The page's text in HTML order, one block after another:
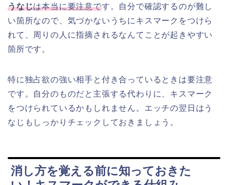
うなじは本当に要注意です。自分で確認するのが難し
い箇所なので、気づかないうちにキスマークをつけら
れて、周りの人に指摘されるなんてことが起きやすい
箇所です。
特に独占欲の強い相手と付き合っているときは要注意
です。自分のものだと主張する代わりに、キスマーク
をつけられているかもしれません。エッチの翌日はう
なじもしっかりチェックしておきましょう。
消し方を覚える前に知っておきた